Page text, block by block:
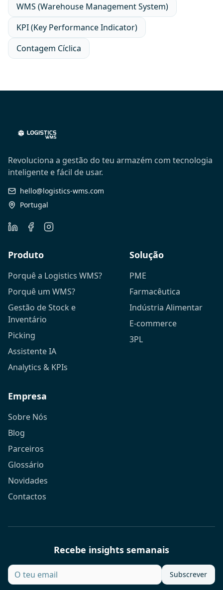
WMS (Warehouse Management System)
KPI (Key Performance Indicator)
Contagem Cíclica
Revoluciona a gestão do teu armazém com tecnologia
inteligente e fácil de usar.
hello@logistics-wms.com
Portugal
Produto
Porquê a Logistics WMS?
Porquê um WMS?
Gestão de Stock e
Inventário
Picking
Assistente IA
Analytics & KPIs
Solução
PME
Farmacêutica
Indústria Alimentar
E-commerce
3PL
Empresa
Sobre Nós
Blog
Parceiros
Glossário
Novidades
Contactos
Recebe insights semanais
Subscrever